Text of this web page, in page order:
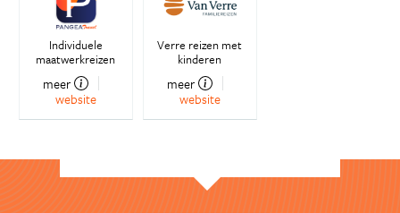
Individuele
maatwerkreizen
meer
website
Verre reizen met
kinderen
meer
website